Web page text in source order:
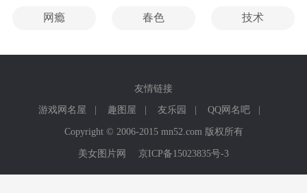
网瘾 春色 技术
友情链接
游戏网名屋
| 趣图屋 | 友乐园 | QQ网名吧
|
Copyright © 2006-2015 mn52.com 版权所有
美女图片网
京ICP备15023835号-3